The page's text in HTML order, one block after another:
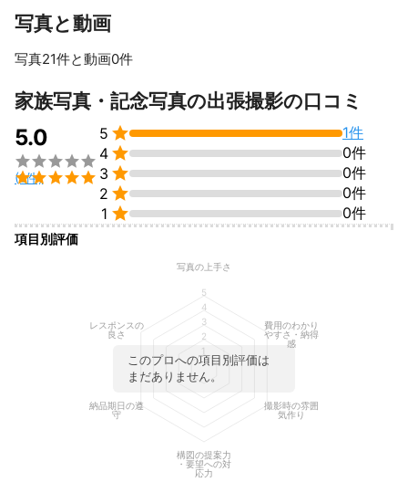
受賞歴
第14回冬の白川郷フォトコンテスト準グランプリ
平成30年栂池自然園写真KURA部
アピールポイント
JPIO公認フォトインストラクター
クラブツーリズム名古屋所属写真講師
フォトマスター1級
CMAS公認ダイビングインストラクター
日本風景写真協会会員
中日写真協会支部長
写真と動画
写真21件と動画0件
すべて見る
家族写真・記念写真の出張撮影の口コミ
5.0


(1件)
5 
1件
4 
0件
3 
0件
2 
0件
1  0件
項目別評価
このプロへの項目別評価は
まだありません。
写真の上手さ
費用のわかり
やすさ・納得
感
撮影時の雰囲
気作り
構図の提案力
・要望への対
応力
納品期日の遵
守
レスポンスの
良さ
1
2
3
4
5